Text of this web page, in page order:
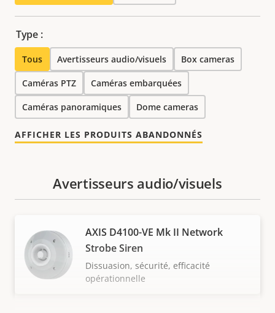
Type :
Tous Avertisseurs audio/visuels Box cameras
Caméras PTZ Caméras embarquées
Caméras panoramiques Dome cameras
AFFICHER LES PRODUITS ABANDONNÉS
Avertisseurs audio/visuels
AXIS D4100-VE Mk II Network
Strobe Siren
Dissuasion, sécurité, efficacité
opérationnelle